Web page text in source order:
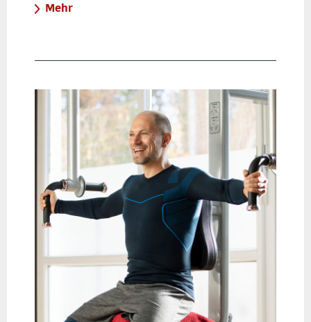
Mehr